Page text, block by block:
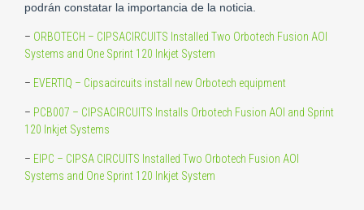
podrán constatar la importancia de la noticia.
– ORBOTECH – CIPSACIRCUITS Installed Two Orbotech Fusion AOI
Systems and One Sprint 120 Inkjet System
– EVERTIQ – Cipsacircuits install new Orbotech equipment
– PCB007 – CIPSACIRCUITS Installs Orbotech Fusion AOI and Sprint
120 Inkjet Systems
– EIPC – CIPSA CIRCUITS Installed Two Orbotech Fusion AOI
Systems and One Sprint 120 Inkjet System